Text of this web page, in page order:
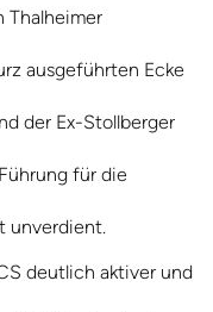
Thalheimer
ausgeführten Ecke
der Ex-Stollberger
für die
unverdient.
deutlich aktiver und